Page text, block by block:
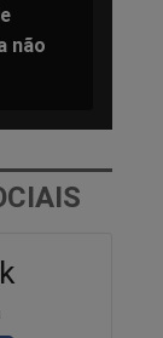
não